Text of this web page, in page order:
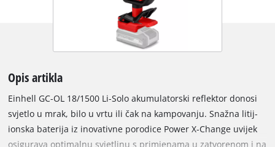
Opis artikla
Einhell GC-OL 18/1500 Li-Solo akumulatorski reflektor donosi
svjetlo u mrak, bilo u vrtu ili čak na kampovanju. Snažna litij-
ionska baterija iz inovativne porodice Power X-Change uvijek
osigurava optimalnu svjetlinu s primjenama u zatvorenom i na